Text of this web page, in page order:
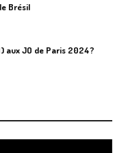
Brésil
aux JO de Paris 2024?